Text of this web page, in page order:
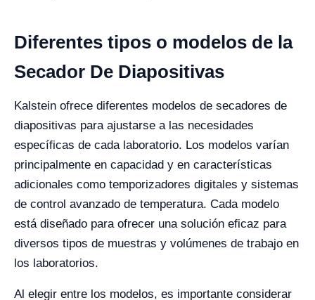
Diferentes tipos o modelos de la
Secador De Diapositivas
Kalstein ofrece diferentes modelos de secadores de
diapositivas para ajustarse a las necesidades
específicas de cada laboratorio. Los modelos varían
principalmente en capacidad y en características
adicionales como temporizadores digitales y sistemas
de control avanzado de temperatura. Cada modelo
está diseñado para ofrecer una solución eficaz para
diversos tipos de muestras y volúmenes de trabajo en
los laboratorios.
Al elegir entre los modelos, es importante considerar